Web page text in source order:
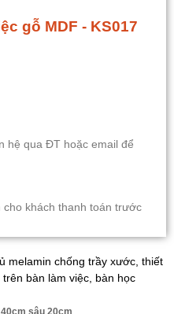
gỗ MDF - KS017
hệ qua ĐT hoặc email để
khách thanh toán trước
melamin chống trầy xước, thiết
bàn làm việc, bàn học
sâu 20cm